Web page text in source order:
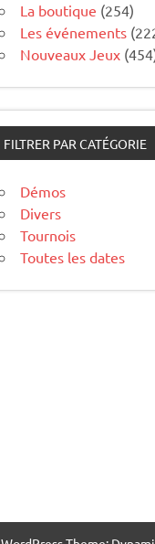
La boutique (254)
Les événements
Nouveaux Jeux
FILTRER PAR CATÉGORIE
Démos
Divers
Tournois
Toutes les dates